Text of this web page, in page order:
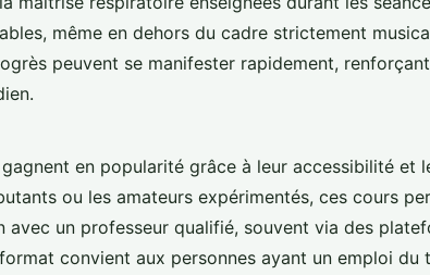
même en dehors du cadre strictement
peuvent se manifester rapidement, renforçant
gagnent en popularité grâce à leur accessibilité et
ou les amateurs expérimentés, ces cours
avec un professeur qualifié, souvent via des
convient aux personnes ayant un emploi du